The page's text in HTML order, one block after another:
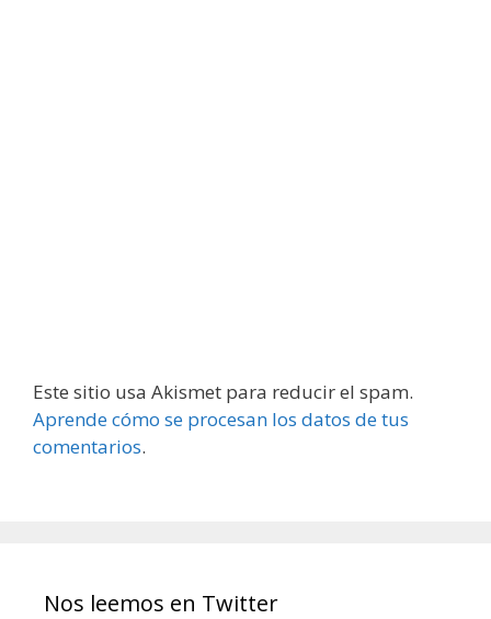
Este sitio usa Akismet para reducir el spam.
Aprende cómo se procesan los datos de tus
comentarios.
Nos leemos en Twitter